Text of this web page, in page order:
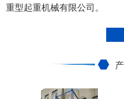
重型起重机械有限公司。